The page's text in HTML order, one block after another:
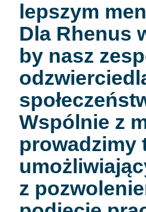
lepszym
Dla Rhenus
by nasz
Wspólnie z
prowadzimy
z